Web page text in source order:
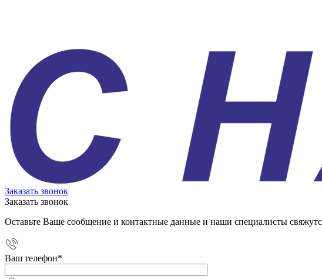
Заказать звонок
Заказать звонок
Оставьте Ваше сообщение и контактные данные и наши специалисты
Ваш телефон*